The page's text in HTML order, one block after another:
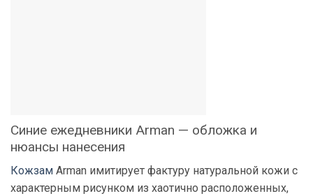
Синие ежедневники Arman — обложка и
нюансы нанесения
Кожзам Arman имитирует фактуру натуральной кожи с
характерным рисунком из хаотично расположенных,